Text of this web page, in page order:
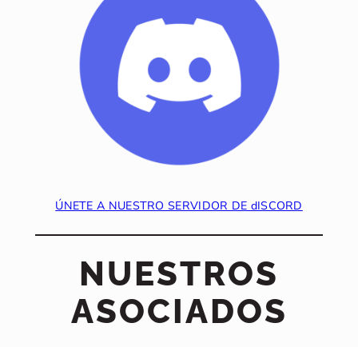
ÚNETE A NUESTRO SERVIDOR DE dISCORD
NUESTROS
ASOCIADOS